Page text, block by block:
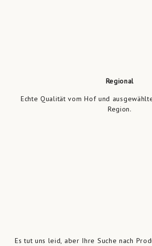
Regional
Echte Qualität vom Hof und
Region.
Es tut uns leid, aber Ihre Suche nach